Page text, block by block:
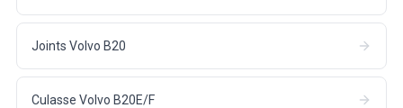
Joints Volvo B20
Culasse Volvo B20E/F